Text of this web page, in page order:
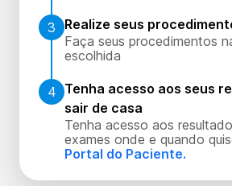
3
Realize seus
Faça seus procedimentos
escolhida
4 Tenha acesso aos seus
sair de casa
Tenha acesso aos
exames onde e quando
Portal do Paciente.